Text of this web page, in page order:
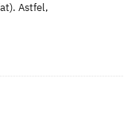
Astfel,